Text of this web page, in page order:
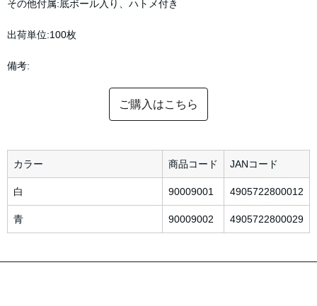
その他付属:底ボール入り、ハトメ付き
出荷単位:100枚
備考:
ご購入はこちら
カラー 商品コード JANコード
白 90009001 4905722800012
青 90009002 4905722800029